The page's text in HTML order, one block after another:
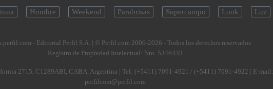
Hombre Weekend Parabrisas Supercampo Look Luz
- Editorial Perfil S.A. | © Perfil.com 2006-2026 - Todos los derechos reservados
Registro de Propiedad Intelectual: Nro. 5346433
2715, C1289ABI, CABA, Argentina | Tel: (+5411) 7091-4921 / (+5411) 7091-4922 | E-mail:
perfilcom@perfil.com